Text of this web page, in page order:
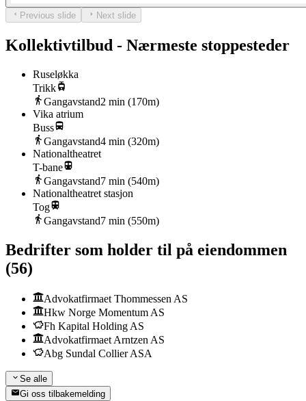
Previous slide Next slide
Kollektivtilbud - Nærmeste stoppesteder
Ruseløkka
Trikk
Gangavstand2 min (170m)
Vika atrium
Buss
Gangavstand4 min (320m)
Nationaltheatret
T-bane
Gangavstand7 min (540m)
Nationaltheatret stasjon
Tog
Gangavstand7 min (550m)
Bedrifter som holder til på eiendommen
(56)
Advokatfirmaet Thommessen AS
Hkw Norge Momentum AS
Fh Kapital Holding AS
Advokatfirmaet Arntzen AS
Abg Sundal Collier ASA
Se alle
Gi oss tilbakemelding